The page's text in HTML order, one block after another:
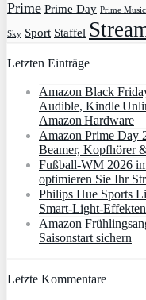
Prime Prime Day Prime Music
Sky Sport Staffel
Letzten Einträge
Amazon Black
Audible, Kindle
Amazon Hardware
Amazon Prime Day
Beamer, Kopfhörer
Fußball-WM 2026
optimieren Sie Ihr
Philips Hue Sports
Amazon
Saisonstart sichern
Letzte Kommentare